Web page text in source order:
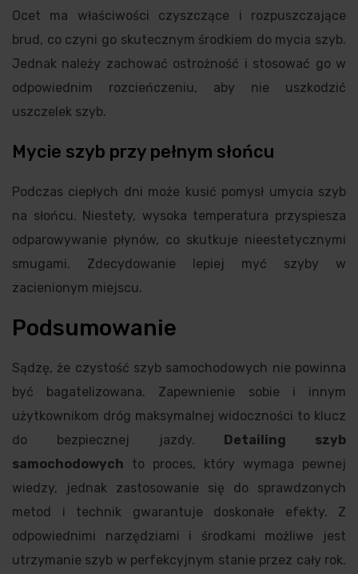
Ocet ma właściwości czyszczące i rozpuszczające
brud, co czyni go skutecznym środkiem do mycia szyb.
Jednak należy zachować ostrożność i stosować go w
odpowiednim rozcieńczeniu, aby nie uszkodzić
uszczelek szyb.
Mycie szyb przy pełnym słońcu
Podczas ciepłych dni może kusić pomysł umycia szyb
na słońcu. Niestety, wysoka temperatura przyspiesza
odparowywanie płynów, co skutkuje nieestetycznymi
smugami. Zdecydowanie lepiej myć szyby w
zacienionym miejscu.
Podsumowanie
Sądzę, że czystość szyb samochodowych nie powinna
być bagatelizowana. Zapewnienie sobie i innym
użytkownikom dróg maksymalnej widoczności to klucz
do bezpiecznej jazdy.
Detailing szyb
samochodowych to proces, który wymaga pewnej
wiedzy, jednak zastosowanie się do sprawdzonych
metod i technik gwarantuje doskonałe efekty. Z
odpowiednimi narzędziami i środkami możliwe jest
utrzymanie szyb w perfekcyjnym stanie przez cały rok.